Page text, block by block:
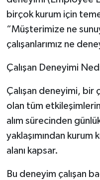
birçok kurum için
“Müşterimize ne
çalışanlarımız ne
Çalışan Deneyimi
Çalışan deneyimi, bir
olan tüm
alım sürecinden
yaklaşımından
alanı kapsar.
Bu deneyim çalışan